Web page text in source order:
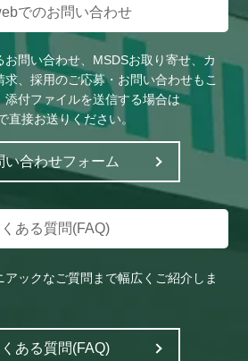
でのお問い合わせ
問い合わせ、MSDSお取り寄せ、カ
、採用のご応募・お問い合わせもこ
添付ファイルを送信する場合は
接お送りください。
い合わせフォーム
ある質問(FAQ)
アックなご質問まで幅広くご紹介しま
ある質問(FAQ)